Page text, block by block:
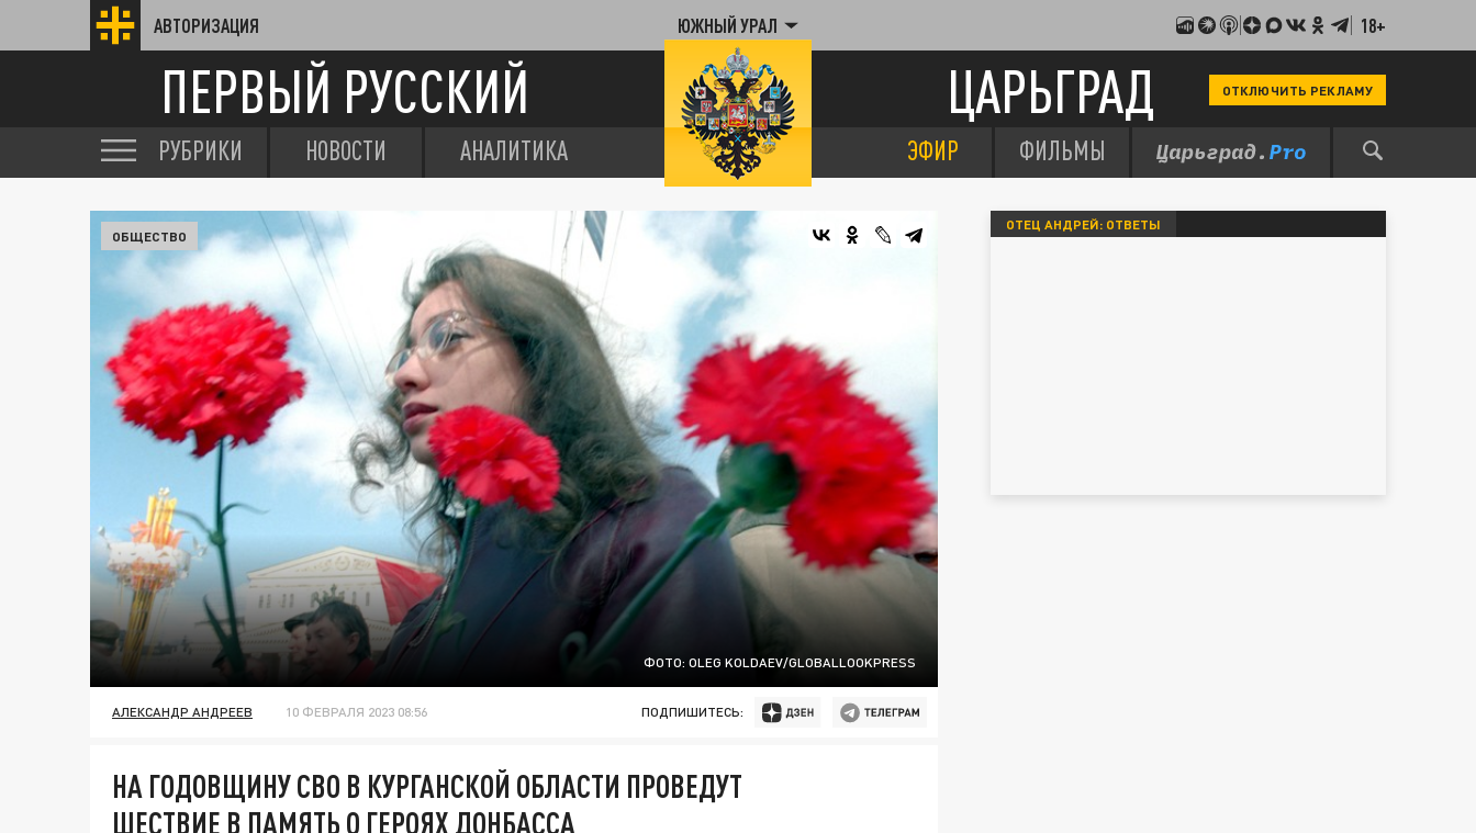
АВТОРИЗАЦИЯ ЮЖНЫЙ УРАЛ 18+
ПЕРВЫЙ РУССКИЙ ЦАРЬГРАД ОТКЛЮЧИТЬ РЕКЛАМУ
РУБРИКИ НОВОСТИ АНАЛИТИКА ЭФИР ФИЛЬМЫ
ФОТО: OLEG KOLDAEV/GLOBALLOOKPRESS
ОБЩЕСТВО
АЛЕКСАНДР АНДРЕЕВ 10 ФЕВРАЛЯ 2023 08:56 ПОДПИШИТЕСЬ:
НА ГОДОВЩИНУ СВО В КУРГАНСКОЙ ОБЛАСТИ ПРОВЕДУТ
ШЕСТВИЕ В ПАМЯТЬ О ГЕРОЯХ ДОНБАССА
ОТЕЦ АНДРЕЙ: ОТВЕТЫ